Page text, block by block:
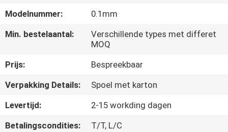
KWALITEITSCONTROLE
ONS
NIEUWS
Modelnummer:
0.1mm
Min. bestelaantal:
Verschillende types met differet
MOQ
Prijs:
Bespreekbaar
Verpakking Details:
Spoel met karton
Levertijd:
2-15 workding dagen
Betalingscondities:
T/T, L/C